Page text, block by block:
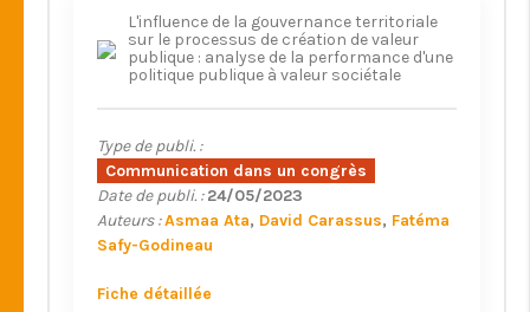
L'influence de la gouvernance territoriale
sur le processus de création de valeur
publique : analyse de la performance d'une
politique publique à valeur sociétale
Type de publi. :
Communication dans un congrès
Date de publi. : 24/05/2023
Auteurs :Asmaa Ata David Carassus Fatéma
Safy-Godineau
Fiche détaillée